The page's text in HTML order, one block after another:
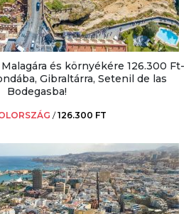
és környékére 126.300 Ft-
Gibraltárra, Setenil de las
Bodegasba!
/126.300 FT